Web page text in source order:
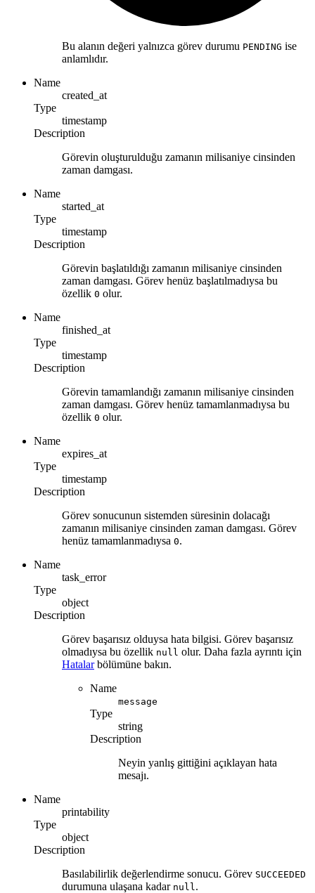
Bu alanın değeri yalnızca görev durumu PENDING ise
anlamlıdır.
Name
created_at
Type
timestamp
Description
Görevin oluşturulduğu zamanın milisaniye cinsinden
zaman damgası.
Name
started_at
Type
timestamp
Description
Görevin başlatıldığı zamanın milisaniye cinsinden
zaman damgası. Görev henüz başlatılmadıysa bu
özellik 0 olur.
Name
finished_at
Type
timestamp
Description
Görevin tamamlandığı zamanın milisaniye cinsinden
zaman damgası. Görev henüz tamamlanmadıysa bu
özellik 0 olur.
Name
expires_at
Type
timestamp
Description
Görev sonucunun sistemden süresinin dolacağı
zamanın milisaniye cinsinden zaman damgası. Görev
henüz tamamlanmadıysa 0.
Name
task_error
Type
object
Description
Görev başarısız olduysa hata bilgisi. Görev başarısız
olmadıysa bu özellik null olur. Daha fazla ayrıntı için
Hatalarbölümüne bakın.
Name
message
Type
string
Description
Neyin yanlış gittiğini açıklayan hata
mesajı.
Name
printability
Type
object
Description
Basılabilirlik değerlendirme sonucu. Görev SUCCEEDED
durumuna ulaşana kadar null .